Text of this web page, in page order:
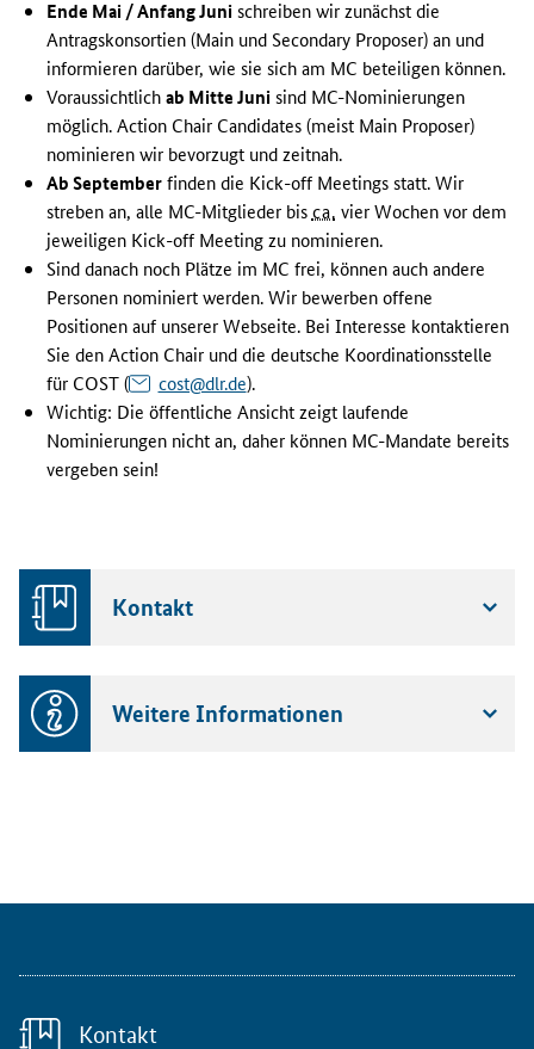
Ende Mai / Anfang Juni schreiben wir zunächst die
Antragskonsortien (Main und Secondary Proposer) an und
informieren darüber, wie sie sich am MC beteiligen können.
Voraussichtlichab Mitte Juni sind MC-Nominierungen
möglich.Action Chair Candidates(meist Main Proposer)
nominieren wir bevorzugt und zeitnah.
Ab Septemberfinden die Kick-off Meetingsstatt. Wir
streben an, alle MC-Mitglieder bisca. vier Wochen vor dem
jeweiligen Kick-off Meetingzu nominieren.
Sind danach noch Plätze im MC frei, können auch andere
Personen nominiert werden. Wir bewerben offene
Positionen auf unserer Webseite. Bei Interesse kontaktieren
Sie denAction Chairund die deutsche Koordinationsstelle
für COST (
cost@dlr.de).
Wichtig: Die öffentliche Ansicht zeigt laufende
Nominierungen nicht an, daher können MC-Mandate bereits
vergeben sein!
Kontakt
Weitere Informationen
Kontakt